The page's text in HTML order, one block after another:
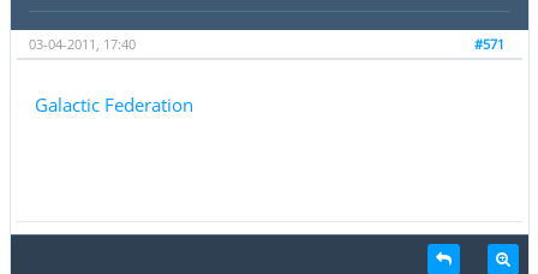
#571
03-04-2011, 17:40
Galactic Federation